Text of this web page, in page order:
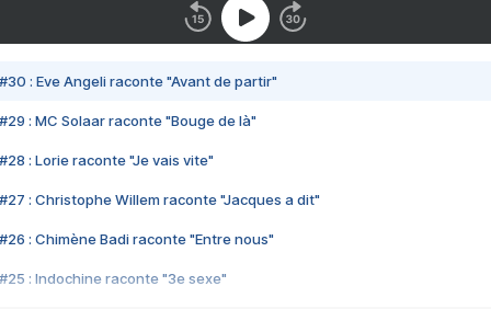
#30 : Eve Angeli raconte "Avant de partir"
#29 : MC Solaar raconte "Bouge de là"
#28 : Lorie raconte "Je vais vite"
#27 : Christophe Willem raconte "Jacques a dit"
#26 : Chimène Badi raconte "Entre nous"
#25 : Indochine raconte "3e sexe"